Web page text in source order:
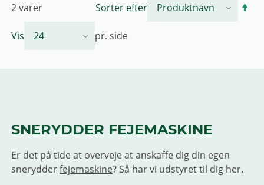
2varer Sorter efter
Vis pr. side
SNERYDDER FEJEMASKINE
Er det på tide at overveje at anskaffe dig din egen
snerydderfejemaskine? Så har vi udstyret til dig her.